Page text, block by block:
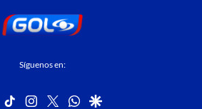
Síguenos en:
facebook
tiktok instagram
twitterwhatsapp
google